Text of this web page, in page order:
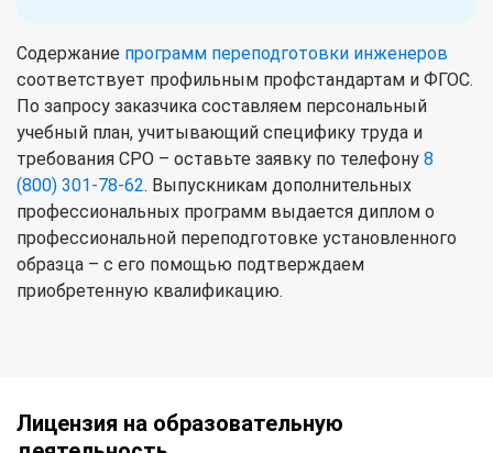
Содержание программ переподготовки инженеров
соответствует профильным профстандартам и ФГОС.
По запросу заказчика составляем персональный
учебный план, учитывающий специфику труда и
требования СРО – оставьте заявку по телефону 8
(800) 301-78-62. Выпускникам дополнительных
профессиональных программ выдается диплом о
профессиональной переподготовке установленного
образца – с его помощью подтверждаем
приобретенную квалификацию.
Лицензия на образовательную